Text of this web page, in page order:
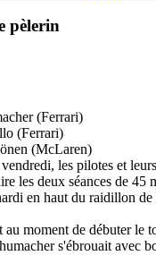
pèlerin
(Ferrari)
(Ferrari)
(McLaren)
les pilotes et
les deux séances de 45
en haut du raidillon de
moment de débuter
s'ébrouait avec